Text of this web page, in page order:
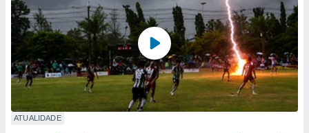
ATUALIDADE